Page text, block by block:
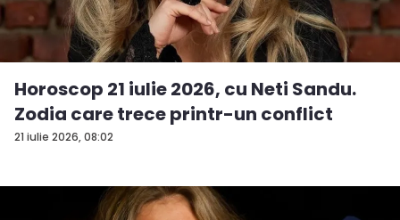
21 iulie 2026, 08:02
Horoscop 21 iulie 2026, cu Neti Sandu.
Zodia care trece printr-un conflict